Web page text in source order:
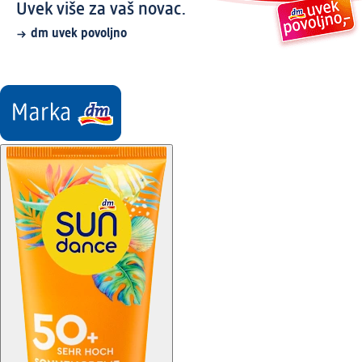
Uvek više za vaš novac.
dm uvek povoljno